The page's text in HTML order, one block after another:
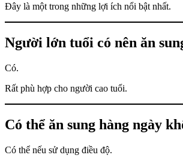
Đây là một trong những lợi ích nổi bật nhất.
Người lớn tuổi có nên ăn
Có.
Rất phù hợp cho người cao tuổi.
Có thể ăn sung hàng ngày
Có thể nếu sử dụng điều độ.